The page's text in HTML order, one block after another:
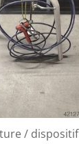
/ dispositif